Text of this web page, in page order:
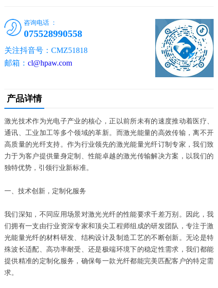
咨询电话 ：
075528990558
关注抖音号：CMZ51818
邮箱： cl@hpaw.com
产品详情
激光技术作为光电子产业的核心，正以前所未有的速度推动着医疗、
通讯、工业加工等多个领域的革新。而激光能量的高效传输，离不开
高质量的光纤支持。作为行业领先的激光能量光纤订制专家，我们致
力于为客户提供量身定制、性能卓越的激光传输解决方案，以我们的
独特优势，引领行业新标准。
一、技术创新，定制化服务
我们深知，不同应用场景对激光光纤的性能要求千差万别。因此，我
们拥有一支由行业资深专家和顶尖工程师组成的研发团队，专注于激
光能量光纤的材料研发、结构设计及制造工艺的不断创新。无论是特
殊波长适配、高功率耐受、还是极端环境下的稳定性需求，我们都能
提供精准的定制化服务，确保每一款光纤都能完美匹配客户的特定需
求。